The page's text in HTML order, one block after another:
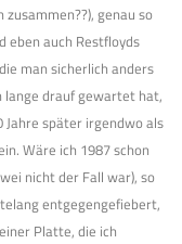
genau so
eben auch Restfloyds
man sicherlich anders
lange drauf gewartet hat,
später irgendwo als
Wäre ich 1987 schon
nicht der Fall war), so
entgegengefiebert,
Platte, die ich